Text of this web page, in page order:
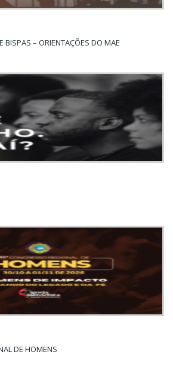
BISPAS – ORIENTAÇÕES DO MAE
DE HOMENS